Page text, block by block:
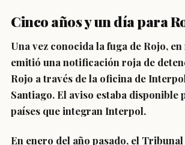
Cinco años y un día para
Una vez conocida la fuga de Rojo,
emitió una notificación roja de
Rojo a través de la oficina de
Santiago. El aviso estaba disponible
países que integran Interpol.
En enero del año pasado, el